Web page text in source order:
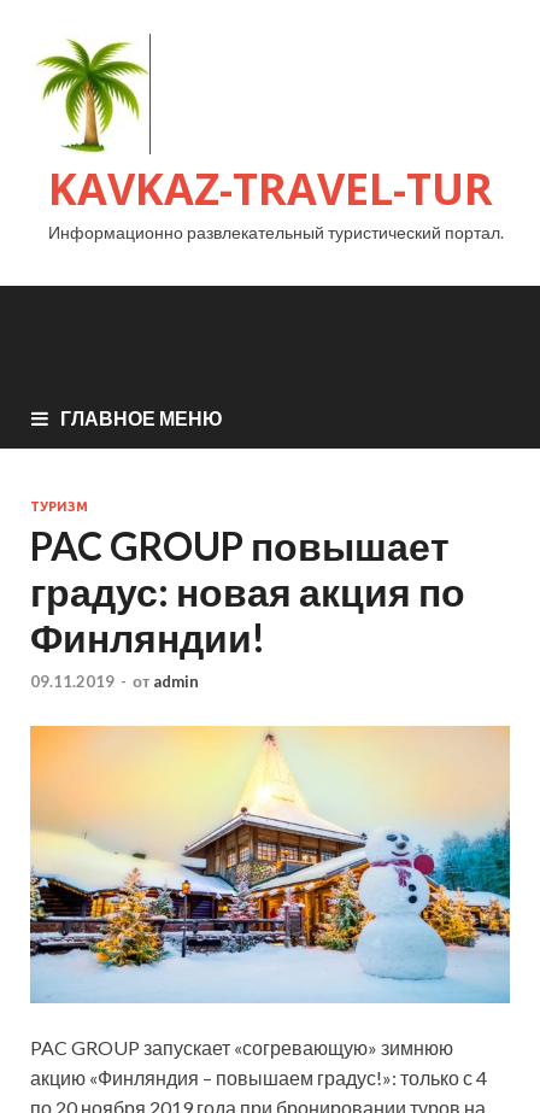
KAVKAZ-TRAVEL-TUR
Информационно развлекательный туристический портал.
ГЛАВНОЕ МЕНЮ
ТУРИЗМ
PAC GROUP повышает
градус: новая акция по
Финляндии!
09.11.2019 - от admin
PAC GROUP запускает «согревающую» зимнюю
акцию «Финляндия – повышаем градус!»: только с 4
по 20 ноября 2019 года при бронировании туров на